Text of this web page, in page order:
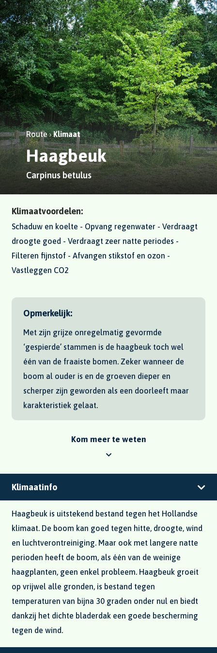
Route Klimaat
Haagbeuk
Carpinus betulus
Klimaatvoordelen:
Schaduw en koelte - Opvang regenwater - Verdraagt
droogte goed - Verdraagt zeer natte periodes -
Filteren fijnstof - Afvangen stikstof en ozon -
Vastleggen CO2
Opmerkelijk:
Met zijn grijze onregelmatig gevormde
‘gespierde’ stammen is de haagbeuk toch wel
één van de fraaiste bomen. Zeker wanneer de
boom al ouder is en de groeven dieper en
scherper zijn geworden als een doorleeft maar
karakteristiek gelaat.
Kom meer te weten
Klimaatinfo
Haagbeuk is uitstekend bestand tegen het Hollandse
klimaat. De boom kan goed tegen hitte, droogte, wind
en luchtverontreiniging. Maar ook met langere natte
perioden heeft de boom, als één van de weinige
haagplanten, geen enkel probleem. Haagbeuk groeit
op vrijwel alle gronden, is bestand tegen
temperaturen van bijna 30 graden onder nul en biedt
dankzij het dichte bladerdak een goede bescherming
tegen de wind.